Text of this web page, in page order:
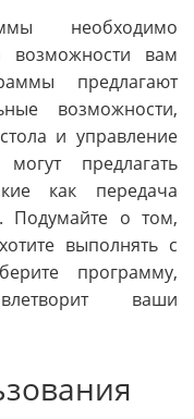
необходимо
возможности вам
предлагают
возможности,
и управление
предлагать
как передача
Подумайте о том,
выполнять с
программу,
ваши